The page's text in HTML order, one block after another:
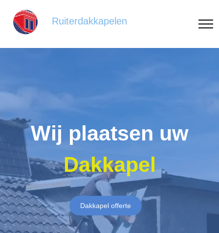
Ruiterdakkapelen
Wij plaatsen uw
Dakkapel
Dakkapel offerte